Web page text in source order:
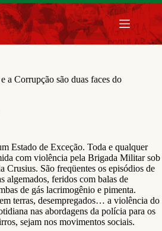
a Corrupção são duas faces do
Estado de Exceção. Toda e qualquer
com violência pela Brigada Militar sob
Crusius. São freqüentes os episódios de
algemados, feridos com balas de
de gás lacrimogênio e pimenta.
terras, desempregados… a violência do
nas abordagens da polícia para os
sejam nos movimentos sociais.